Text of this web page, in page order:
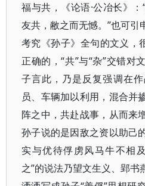
福与共，《论语·公冶长》
友共，敝之而无憾。”也可引
考究《孙子》全句的文义，
正确的，“共”与“杂”交错对
子言此，乃是反复强调在
员、车辆加以利用，混合并
阵之中，共赴战事，从而来
孙子说的是因敌之资以助己
实与优待俘虏风马牛不相
之”的说法乃望文生义、郢